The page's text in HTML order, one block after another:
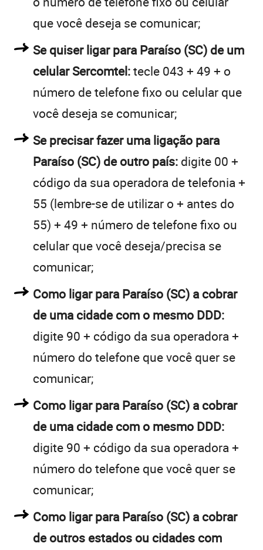
que você deseja se comunicar;
Se quiser ligar para Paraíso (SC) de um
celular Sercomtel:tecle 043 + 49 + o
número de telefone fixo ou celular que
você deseja se comunicar;
Se precisar fazer uma ligação para
Paraíso (SC) de outro país: digite 00 +
código da sua operadora de telefonia +
55 (lembre-se de utilizar o + antes do
55) + 49 + número de telefone fixo ou
celular que você deseja/precisa se
comunicar;
Como ligar para Paraíso (SC) a cobrar
de uma cidade com o mesmo DDD:
digite 90 + código da sua operadora +
número do telefone que você quer se
comunicar;
Como ligar para Paraíso (SC) a cobrar
de uma cidade com o mesmo DDD:
digite 90 + código da sua operadora +
número do telefone que você quer se
comunicar;
Como ligar para Paraíso (SC) a cobrar
de outros estados ou cidades com